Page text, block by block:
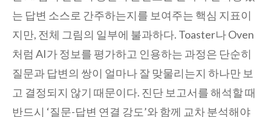
는 답변 소스로 간주하는지를 보여주는 핵심 지표이
지만, 전체 그림의 일부에 불과하다. Toaster나 Oven
처럼 AI가 정보를 평가하고 인용하는 과정은 단순히
질문과 답변의 쌍이 얼마나 잘 맞물리는지 하나만 보
고 결정되지 않기 때문이다. 진단 보고서를 해석할 때
반드시 ‘질문-답변 연결 강도’와 함께 교차 분석해야